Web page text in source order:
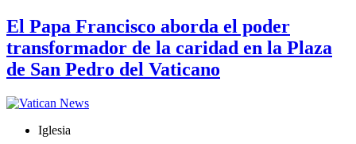
El Papa Francisco aborda el poder
transformador de la caridad en la Plaza
de San Pedro del Vaticano
Iglesia